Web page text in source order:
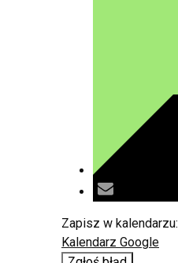
Zapisz w kalendarzu:
Kalendarz Google